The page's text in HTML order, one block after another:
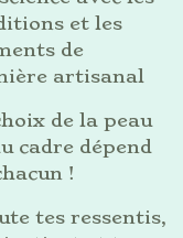
et les
de
artisanal
de la peau
cadre dépend
!
tes ressentis,